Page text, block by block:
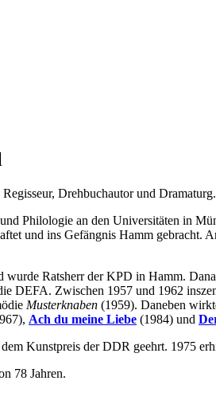
Regisseur, Drehbuchautor und
Philologie an den Universitäten in
und ins Gefängnis Hamm
Ratsherr der KPD in Hamm.
DEFA. Zwischen 1957 und 1962
Musterknaben (1959). Daneben
Ach du meine Liebe (1984) und
Kunstpreis der DDR geehrt. 1975
78 Jahren.